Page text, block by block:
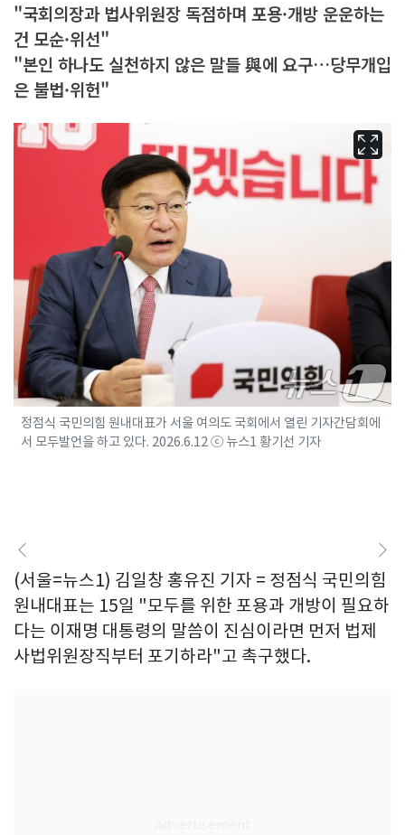
"국회의장과 법사위원장 독점하며 포용·개방 운운하는
건 모순·위선"
"본인 하나도 실천하지 않은 말들 與에 요구…당무개입
은 불법·위헌"
정점식 국민의힘 원내대표가 서울 여의도 국회에서 열린 기자간담회에
서 모두발언을 하고 있다. 2026.6.12 ⓒ 뉴스1 황기선 기자
(서울=뉴스1) 김일창 홍유진 기자 = 정점식 국민의힘
원내대표는 15일 "모두를 위한 포용과 개방이 필요하
다는 이재명 대통령의 말씀이 진심이라면 먼저 법제
사법위원장직부터 포기하라"고 촉구했다.